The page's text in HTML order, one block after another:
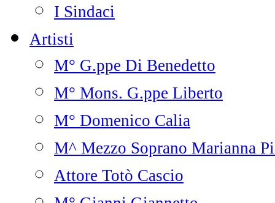
I Sindaci
Artisti
M° G.ppe Di Benedetto
M° Mons. G.ppe Liberto
M° Domenico Calia
M^ Mezzo Soprano Marianna
Attore Totò Cascio